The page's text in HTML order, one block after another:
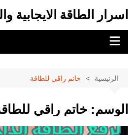
المحتوى
اسرار الطاقة الايجابية
الرئيسية خاتم راقي للطاقة
الوسم: خاتم راقي